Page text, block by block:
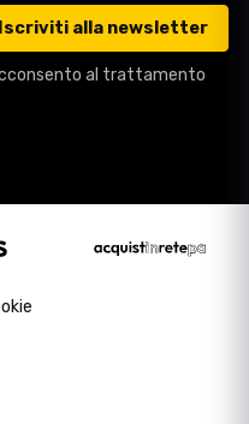
Iscriviti alla newsletter
al trattamento